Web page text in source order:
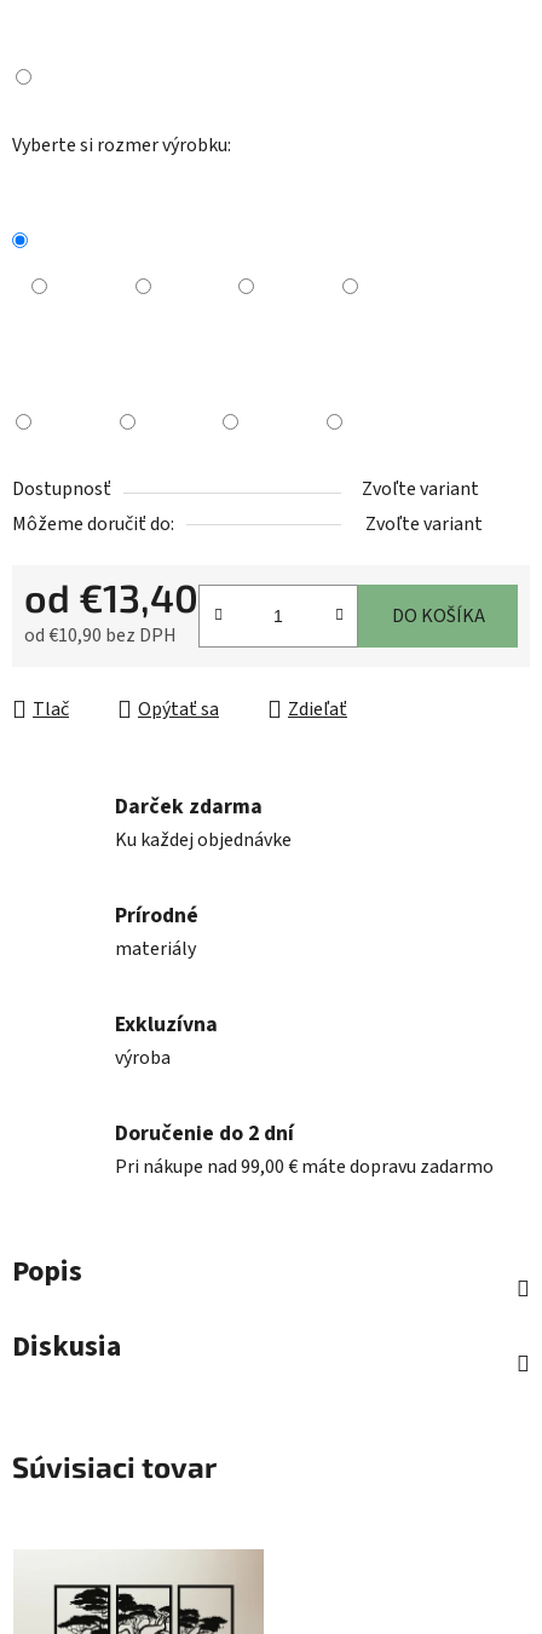
Vyberte si rozmer výrobku:
Dostupnosť
Zvoľte variant
Môžeme doručiť do:
Zvoľte variant
od €13,40
od€10,90 bez DPH
DO KOŠÍKA
Tlač Opýtať sa Zdieľať
Darček zdarma
Ku každej objednávke
Prírodné
materiály
Exkluzívna
výroba
Doručenie do 2 dní
Pri nákupe nad 99,00 € máte dopravu zadarmo
Popis
Diskusia
Súvisiaci tovar